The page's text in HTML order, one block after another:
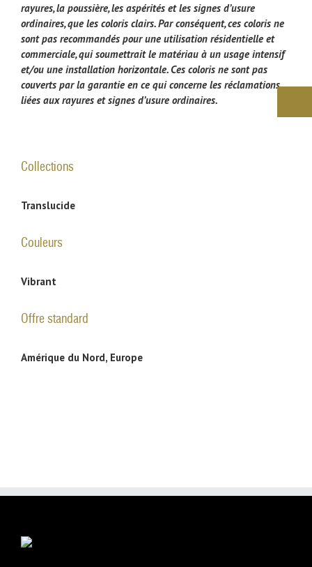
rayures, la poussière, les aspérités et les signes d’usure
ordinaires, que les coloris clairs. Par conséquent, ces coloris ne
sont pas recommandés pour une utilisation résidentielle et
commerciale, qui soumettrait le matériau à un usage intensif
et/ou une installation horizontale. Ces coloris ne sont pas
couverts par la garantie en ce qui concerne les réclamations
liées aux rayures et signes d’usure ordinaires.
Collections
Translucide
Couleurs
Vibrant
Offre standard
Amérique du Nord, Europe